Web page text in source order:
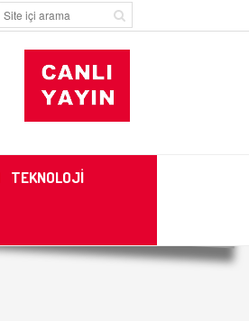
TEKNOLOJİ